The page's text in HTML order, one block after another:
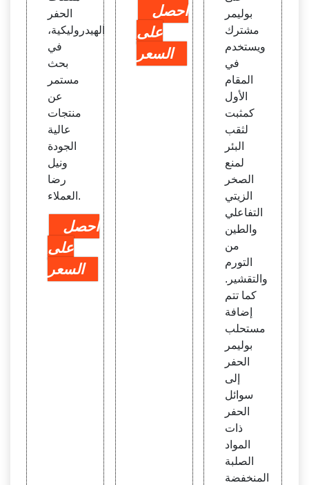
الحفر
الهيدروليكية،
في
بحث
مستمر
عن
منتجات
عالية
الجودة
ونيل
رضا
العملاء.
احصل
على
السعر
احصل
على
السعر
بوليمر
مشترك
ويستخدم
في
المقام
الأول
كمثبت
لثقب
البئر
لمنع
الصخر
الزيتي
التفاعلي
والطين
من
التورم
والتقشير.
كما تتم
إضافة
مستحلب
بوليمر
الحفر
إلى
سوائل
الحفر
ذات
المواد
الصلبة
المنخفضة